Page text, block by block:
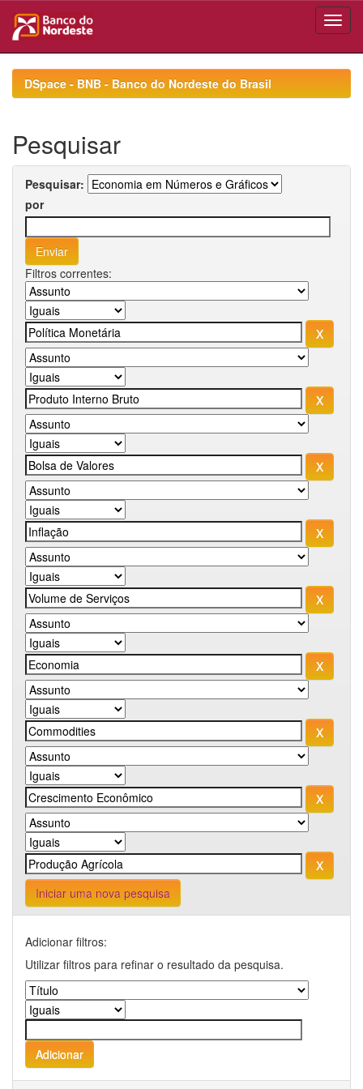
navigationDSpace - BNB - Banco do Nordeste do Brasil
Pesquisar
Pesquisar:
por
Filtros correntes:
Iniciar uma nova pesquisa
Adicionar filtros:
Utilizar filtros para refinar o resultado da pesquisa.